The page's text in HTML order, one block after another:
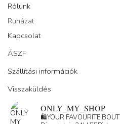
Rólunk
Ruházat
Kapcsolat
ÁSZF
Szállítási információk
Visszaküldés
ONLY_MY_SHOP
🛍️YOUR FAVOURITE